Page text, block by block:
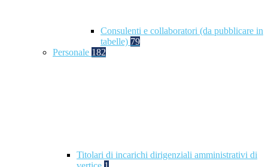
Consulenti e collaboratori (da pubblicare in
tabelle) 79
Personale 182
Titolari di incarichi dirigenziali amministrativi di